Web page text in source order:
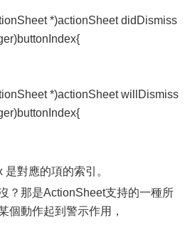
*)actionSheet didDismiss
*)actionSheet willDismiss
對應的項的索引。
？那是ActionSheet支持的一種所
個動作起到警示作用，